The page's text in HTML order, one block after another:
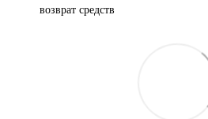
возврат средств